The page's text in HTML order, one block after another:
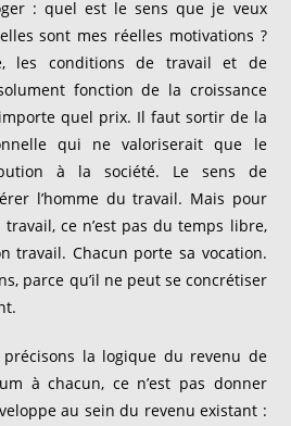
: quel est le sens que je veux
sont mes réelles motivations ?
les conditions de travail et de
fonction de la croissance
quel prix. Il faut sortir de la
qui ne valoriserait que le
à la société. Le sens de
l’homme du travail. Mais pour
ce n’est pas du temps libre,
travail. Chacun porte sa vocation.
parce qu’il ne peut se concrétiser
précisons la logique du revenu de
à chacun, ce n’est pas donner
au sein du revenu existant :